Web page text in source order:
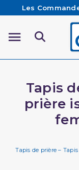
Les
sont
Besoin
Livraison
Tapis
prière
Tapis de prière –